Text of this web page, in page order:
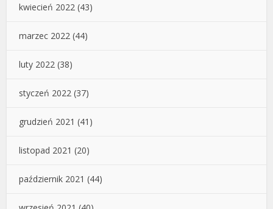
kwiecień 2022 (43)
marzec 2022 (44)
luty 2022 (38)
styczeń 2022 (37)
grudzień 2021 (41)
listopad 2021 (20)
październik 2021 (44)